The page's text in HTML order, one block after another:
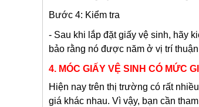
Bước 4: Kiểm tra
- Sau khi lắp đặt giấy vệ sinh, hãy
bảo rằng nó được năm ở vị trí
4. MÓC GIẤY VỆ SINH CÓ MỨC
Hiện nay trên thị trường có rất
giá khác nhau. Vì vậy, bạn cần